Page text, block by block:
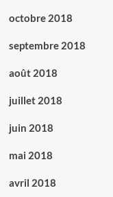
octobre 2018
septembre 2018
août 2018
juillet 2018
juin 2018
mai 2018
avril 2018